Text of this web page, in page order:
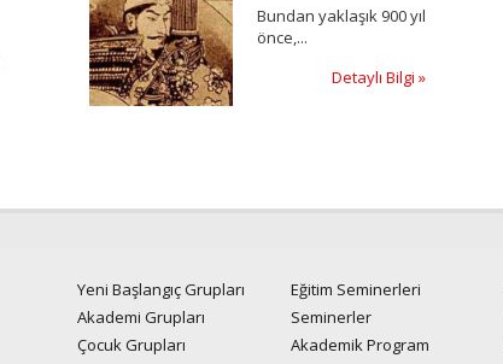
Bundan yaklaşık 900 yıl
önce,...
Detaylı Bilgi »
Yeni Başlangıç Grupları
Akademi Grupları
Çocuk Grupları
Eğitim Seminerleri
Seminerler
Akademik Program